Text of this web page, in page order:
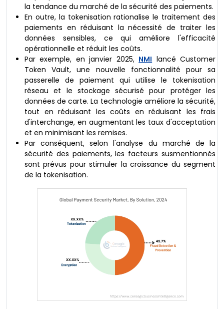
la tendance du marché de la sécurité des paiements.
En outre, la tokenisation rationalise le traitement des
paiements en réduisant la nécessité de traiter les
données sensibles, ce qui améliore l'efficacité
opérationnelle et réduit les coûts.
Par exemple, en janvier 2025, NMI lancé Customer
Token Vault, une nouvelle fonctionnalité pour sa
passerelle de paiement qui utilise le tokenisation
réseau et le stockage sécurisé pour protéger les
données de carte. La technologie améliore la sécurité,
tout en réduisant les coûts en réduisant les frais
d'interchange, en augmentant les taux d'acceptation
et en minimisant les remises.
Par conséquent, selon l'analyse du marché de la
sécurité des paiements, les facteurs susmentionnés
sont prévus pour stimuler la croissance du segment
de la tokenisation.